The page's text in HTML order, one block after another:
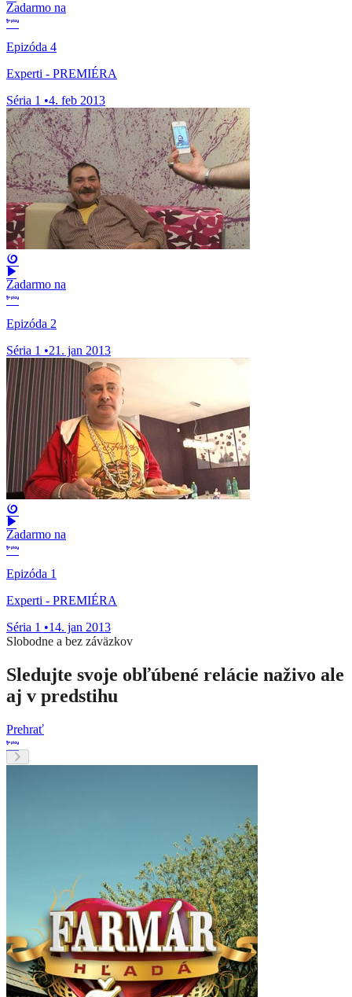
Zadarmo na
Epizóda 4
Experti - PREMIÉRA
Séria 1 •4. feb 2013
Zadarmo na
Epizóda 2
Séria 1 •21. jan 2013
Zadarmo na
Epizóda 1
Experti - PREMIÉRA
Séria 1 •14. jan 2013
Slobodne a bez záväzkov
Sledujte svoje obľúbené relácie naživo ale
aj v predstihu
Prehrať